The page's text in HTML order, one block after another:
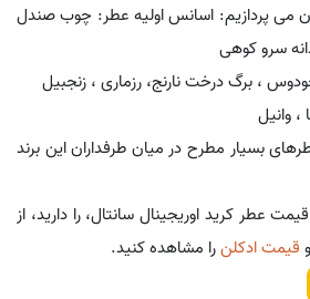
می پردازیم: اسانس اولیه عطر: چوب صندل
سرو کوهی
، برگ درخت نارنج، رزماری ، زنجبیل
وانیل
بسیار مطرح در میان طرفداران این برند
عطر کرید اوریجینال سانتال، را دارید، از
قیمت ادکلنرا مشاهده کنید.